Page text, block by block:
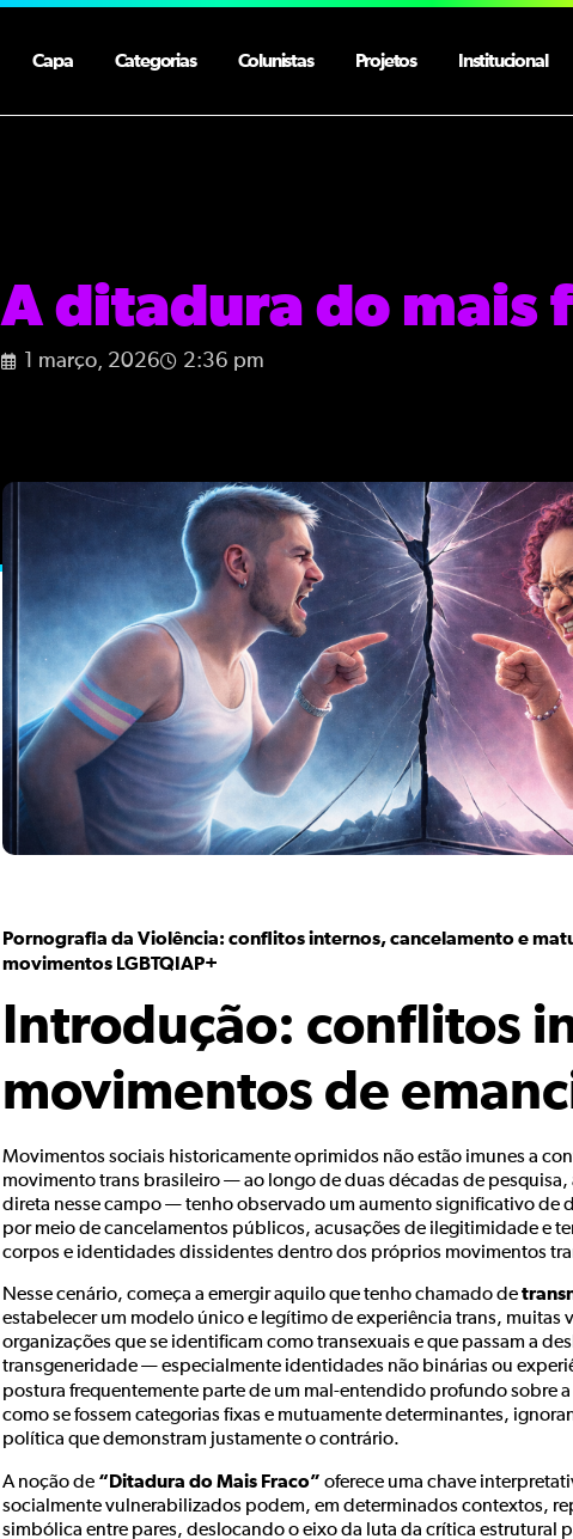
Capa Categorias Colunistas Projetos Institucional
A ditadura do mais
1 março, 2026 2:36 pm
Pornografia da Violência: conflitos internos, cancelamento e
movimentos LGBTQIAP+
Introdução: conflitos
movimentos de
Movimentos sociais historicamente oprimidos não estão imunes a
movimento trans brasileiro — ao longo de duas décadas de
direta nesse campo — tenho observado um aumento significativo de
por meio de cancelamentos públicos, acusações de ilegitimidade e
corpos e identidades dissidentes dentro dos próprios movimentos
Nesse cenário, começa a emergir aquilo que tenho chamado de
estabelecer um modelo único e legítimo de experiência trans, muitas
organizações que se identificam como transexuais e que passam a
transgeneridade — especialmente identidades não binárias ou
postura frequentemente parte de um mal-entendido profundo sobre
como se fossem categorias fixas e mutuamente determinantes,
política que demonstram justamente o contrário.
A noção de “Ditadura do Mais Fraco” oferece uma chave
socialmente vulnerabilizados podem, em determinados contextos,
simbólica entre pares, deslocando o eixo da luta da crítica estrutural